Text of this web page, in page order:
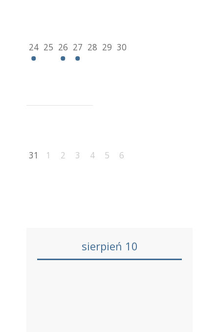
24 25 26 27 28 29 30
31 1 2 3 4 5 6
sierpień 10